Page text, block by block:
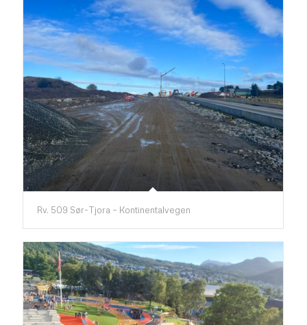
Rv. 509 Sør-Tjora – Kontinentalvegen